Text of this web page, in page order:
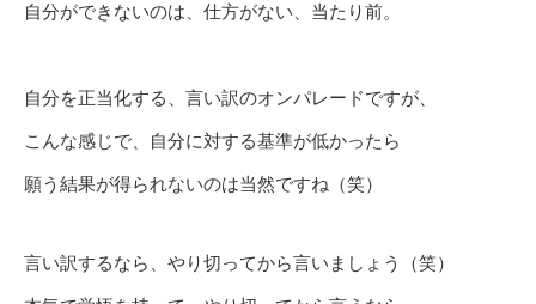
自分ができないのは、仕方がない、当たり前。
自分を正当化する、言い訳のオンパレードですが、
こんな感じで、自分に対する基準が低かったら
願う結果が得られないのは当然ですね（笑）
言い訳するなら、やり切ってから言いましょう（笑）